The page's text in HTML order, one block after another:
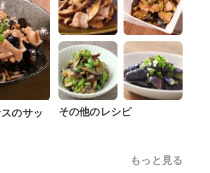
のサッ
その他のレシピ
もっと見る